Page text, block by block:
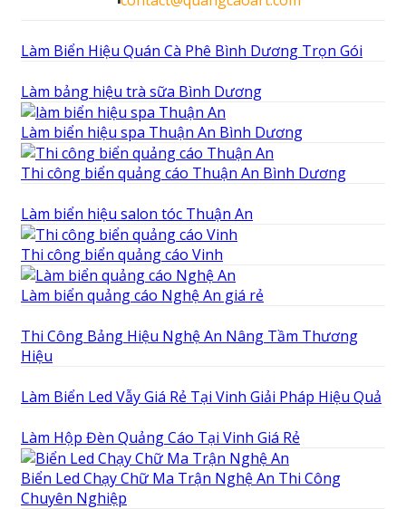
Làm Biển Hiệu Quán Cà Phê Bình Dương Trọn Gói
Làm bảng hiệu trà sữa Bình Dương
Làm biển hiệu spa Thuận An Bình Dương
Thi công biển quảng cáo Thuận An Bình Dương
Làm biển hiệu salon tóc Thuận An
Thi công biển quảng cáo Vinh
Làm biển quảng cáo Nghệ An giá rẻ
Thi Công Bảng Hiệu Nghệ An Nâng Tầm Thương
Hiệu
Làm Biển Led Vẫy Giá Rẻ Tại Vinh Giải Pháp Hiệu Quả
Làm Hộp Đèn Quảng Cáo Tại Vinh Giá Rẻ
Biển Led Chạy Chữ Ma Trận Nghệ An Thi Công
Chuyên Nghiệp